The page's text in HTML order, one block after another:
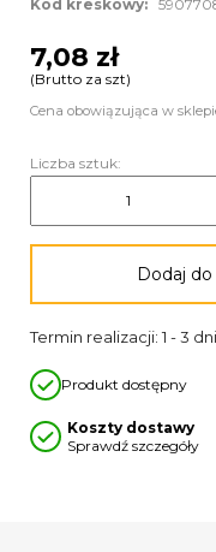
Kod kreskowy:
7,08 zł
(Brutto za szt)
Cena obowiązująca w
Liczba sztuk:
Dodaj
Termin realizacji: 1 - 3 dni
Produkt dostępny
Koszty dostawy
Sprawdź szczegóły